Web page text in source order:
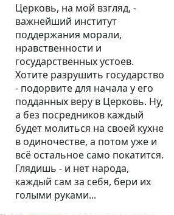
Церковь, на мой взгляд, -
важнейший институт
поддержания морали,
нравственности и
государственных устоев.
Хотите разрушить государство
- подорвите для начала у его
подданных веру в Церковь. Ну,
а без посредников каждый
будет молиться на своей кухне
в одиночестве, а потом уже и
всё остальное само покатится.
Глядишь - и нет народа,
каждый сам за себя, бери их
голыми руками...